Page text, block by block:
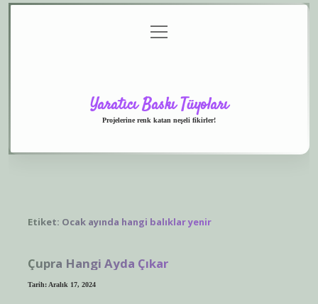
menüyü
aç
Yaratıcı Baskı Tüyoları
Projelerine renk katan neşeli fikirler!
Etiket: Ocak ayında hangi balıklar yenir
Çupra Hangi Ayda Çıkar
Tarih: Aralık 17, 2024